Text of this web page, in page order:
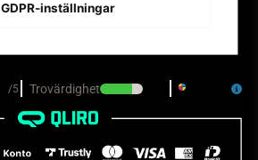
Skapa konto
GDPR-inställningar